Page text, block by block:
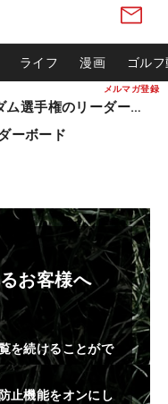
メルマガ登録
ライフ 漫画 ゴル
松山英樹ら出場 ウィンダム選手権のリーダーボード
ーボード
お客様へ
を続けることがで
止機能をオンにし